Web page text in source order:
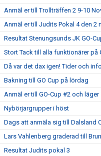
Anmäl er till Trollträffen 2 9-10
Anmäl er till Judits Pokal 4 den 2
Resultat Stenungsunds JK GO-
Stort Tack till alla funktionärer på
Då var det dax igen! Tider och
Bakning till GO Cup på lördag
Anmäl er till GO-Cup #2 och
Nybörjargrupper i höst
Dags att anmäla sig till Dalsland
Lars Vahlenberg graderad till
Resultat Judits pokal 3